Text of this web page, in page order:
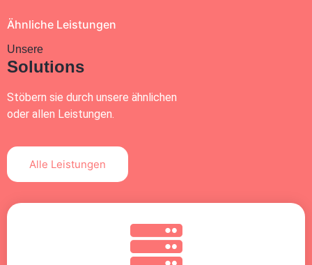
Ähnliche Leistungen
Unsere
Solutions
Stöbern sie durch unsere ähnlichen
oder allen Leistungen.
Alle Leistungen